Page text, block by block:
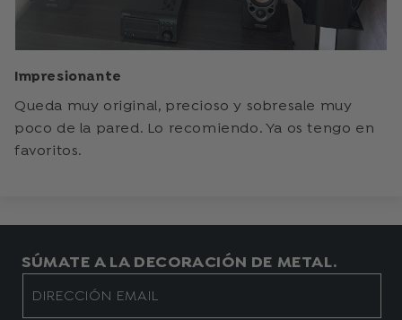
Impresionante
Queda muy original, precioso y sobresale muy
poco de la pared. Lo recomiendo. Ya os tengo en
favoritos.
SÚMATE A LA DECORACIÓN DE METAL.
DIRECCIÓN EMAIL